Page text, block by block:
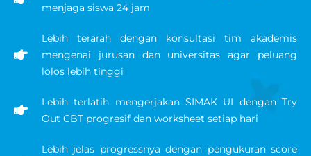
menjaga siswa 24 jam
Lebih terarah dengan konsultasi tim akademis
mengenai jurusan dan universitas agar peluang
lolos lebih tinggi
Lebih terlatih mengerjakan SIMAK UI dengan Try
Out CBT progresif dan worksheet setiap hari
Lebih jelas progressnya dengan pengukuran score